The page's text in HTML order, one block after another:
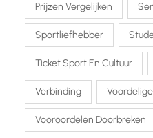
Prijzen Vergelijken
Sportliefhebber
Ticket Sport En Cultuur
Verbinding
Vooroordelen Doorbreken